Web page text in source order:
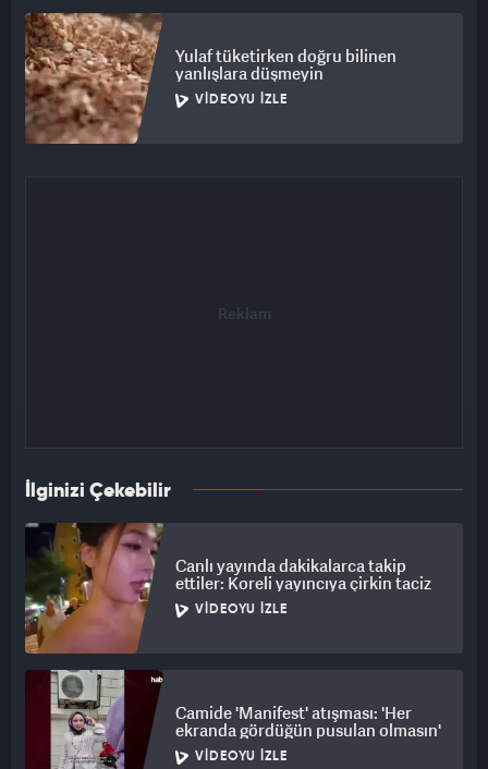
Yulaf tüketirken doğru bilinen
yanlışlara düşmeyin
VIDEOYU İZLE
İlginizi Çekebilir
Canlı yayında dakikalarca takip
ettiler: Koreli yayıncıya çirkin taciz
VIDEOYU İZLE
Camide 'Manifest' atışması: 'Her
ekranda gördüğün pusulan olmasın'
VIDEOYU İZLE